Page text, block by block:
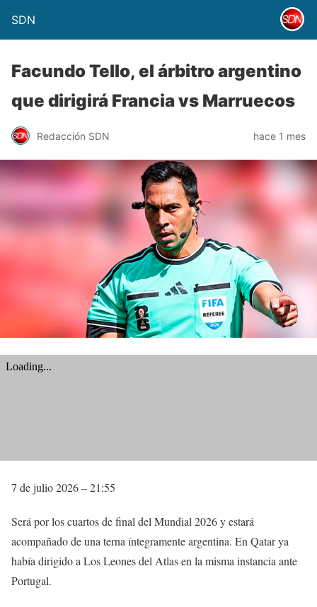
SDN
Facundo Tello, el árbitro argentino
que dirigirá Francia vs Marruecos
Redacción SDN hace 1 mes
7 de julio 2026 – 21:55
Será por los cuartos de final del Mundial 2026 y estará
acompañado de una terna íntegramente argentina. En Qatar ya
había dirigido a Los Leones del Atlas en la misma instancia ante
Portugal.